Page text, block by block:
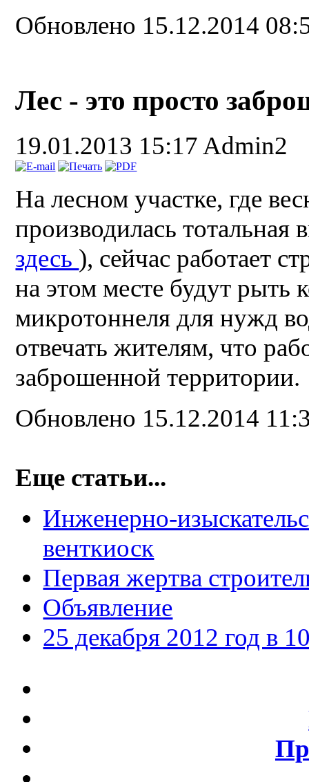
Обновлено 15.12.2014
Лес - это просто
19.01.2013 15:17 Admin2
На лесном участке, где
производилась тотальная
здесь ), сейчас работает
на этом месте будут рыть
микротоннеля для нужд
отвечать жителям, что
заброшенной территории.
Обновлено 15.12.2014
Еще статьи...
Инженерно-
венткиоск
Первая жертва
Объявление
25 декабря 2012 год в